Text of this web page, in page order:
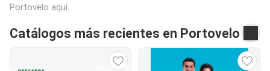
Portovelo aquí.
Catálogos más recientes en Portovelo